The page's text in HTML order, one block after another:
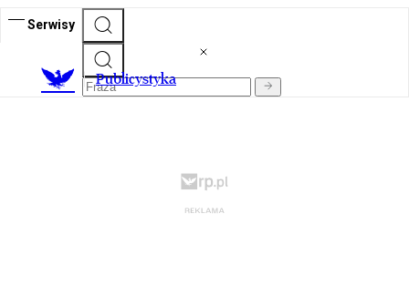
Serwisy
Publicystyka